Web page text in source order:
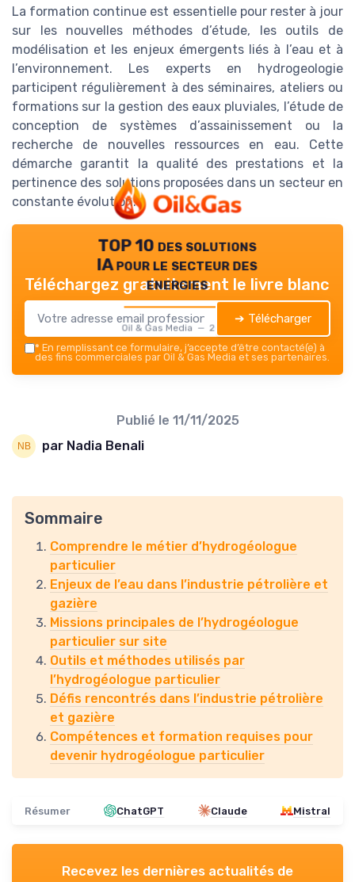
La formation continue est essentielle pour rester à jour
sur les nouvelles méthodes d’étude, les outils de
modélisation et les enjeux émergents liés à l’eau et à
l’environnement. Les experts en hydrogeologie
participent régulièrement à des séminaires, ateliers ou
formations sur la gestion des eaux pluviales, l’étude de
conception de systèmes d’assainissement ou la
recherche de nouvelles ressources en eau. Cette
démarche garantit la qualité des prestations et la
pertinence des solutions proposées dans un secteur en
constante évolution.
TOP 10 des solutions
IA pour le secteur des
energies
Oil & Gas Media — 2026
Téléchargez gratuitement le livre blanc
➔ Télécharger
* En remplissant ce formulaire, j’accepte d’être contacté(e) à
des fins commerciales par Oil & Gas Media et ses partenaires.
Publié le 11/11/2025
par Nadia Benali
Sommaire
Comprendre le métier d’hydrogéologue
particulier
Enjeux de l’eau dans l’industrie pétrolière et
gazière
Missions principales de l’hydrogéologue
particulier sur site
Outils et méthodes utilisés par
l’hydrogéologue particulier
Défis rencontrés dans l’industrie pétrolière
et gazière
Compétences et formation requises pour
devenir hydrogéologue particulier
Résumer ChatGPT Claude Mistral
Recevez les dernières actualités de